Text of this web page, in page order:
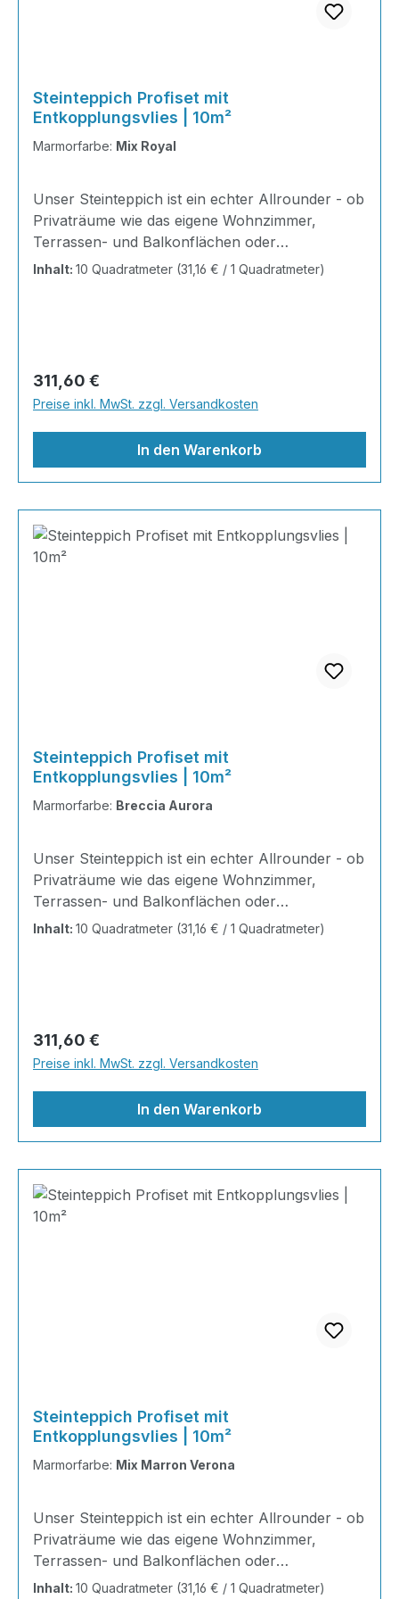
Steinteppich Profiset mit
Entkopplungsvlies | 10m²
Marmorfarbe: Mix Royal
Unser Steinteppich ist ein echter Allrounder - ob
Privaträume wie das eigene Wohnzimmer,
Terrassen- und Balkonflächen oder
Gewerbeobjekte und Ausstellungsräume; unsere
und einfach zu verlegen. Stöbern Sie in unserem
Shop nach Ihrer Lieblingsfarbe und legen Sie
gleich los. Marmorsteine haben von Natur aus
den Charakter der Einmaligk
Inhalt: 10 Quadratmeter (31,16 € / 1 Quadratmeter)
Regulärer Preis:
311,60 €
Preise inkl. MwSt. zzgl. Versandkosten
In den Warenkorb
Steinteppich Profiset mit
Entkopplungsvlies | 10m²
Marmorfarbe: Breccia Aurora
Unser Steinteppich ist ein echter Allrounder - ob
Privaträume wie das eigene Wohnzimmer,
Terrassen- und Balkonflächen oder
Gewerbeobjekte und Ausstellungsräume; unsere
und einfach zu verlegen. Stöbern Sie in unserem
Shop nach Ihrer Lieblingsfarbe und legen Sie
gleich los. Marmorsteine haben von Natur aus
den Charakter der Einmaligk
Inhalt: 10 Quadratmeter (31,16 € / 1 Quadratmeter)
Regulärer Preis:
311,60 €
Preise inkl. MwSt. zzgl. Versandkosten
In den Warenkorb
Steinteppich Profiset mit
Entkopplungsvlies | 10m²
Marmorfarbe: Mix Marron Verona
Unser Steinteppich ist ein echter Allrounder - ob
Privaträume wie das eigene Wohnzimmer,
Terrassen- und Balkonflächen oder
Gewerbeobjekte und Ausstellungsräume; unsere
Inhalt: 10 Quadratmeter (31,16 € / 1 Quadratmeter)